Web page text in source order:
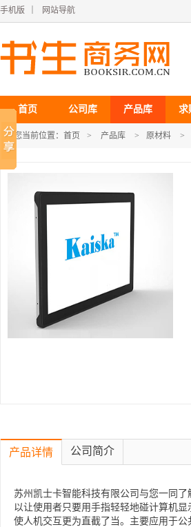
手机版 网站导航
首页 公司库 产品库 求
您当前位置： 首页 > 产品库 > 原材料 >
产品详情 公司简介
苏州凯士卡智能科技有限公司与您一同了
以让使用者只要用手指轻轻地碰计算机
使人机交互更为直截了当。主要应用于